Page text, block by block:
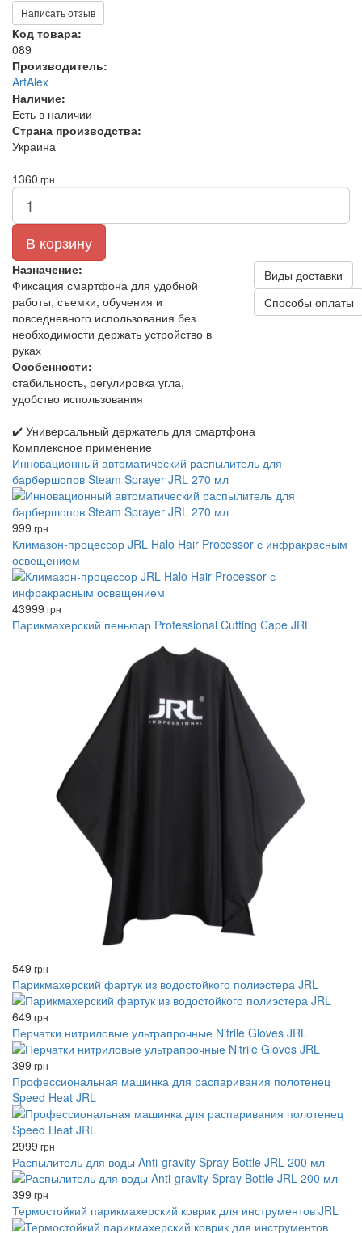
Написать отзыв
Код товара:
089
Производитель:
ArtAlex
Наличие:
Есть в наличии
Страна производства:
Украина
1360 грн
В корзину
Назначение:
Фиксация смартфона для удобной
работы, съемки, обучения и
повседневного использования без
необходимости держать устройство в
руках
Особенности:
стабильность, регулировка угла,
удобство использования
Виды доставки
Способы оплаты
✔️ Универсальный держатель для смартфона
Комплексное применение
Инновационный автоматический распылитель для
барбершопов Steam Sprayer JRL 270 мл
999 грн
Климазон-процессор JRL Halo Hair Processor с инфракрасным
освещением
43999 грн
Парикмахерский пеньюар Professional Cutting Cape JRL
549 грн
Парикмахерский фартук из водостойкого полиэстера JRL
649 грн
Перчатки нитриловые ультрапрочные Nitrile Gloves JRL
399 грн
Профессиональная машинка для распаривания полотенец
Speed ​​Heat JRL
2999 грн
Распылитель для воды Anti-gravity Spray Bottle JRL 200 мл
399 грн
Термостойкий парикмахерский коврик для инструментов JRL